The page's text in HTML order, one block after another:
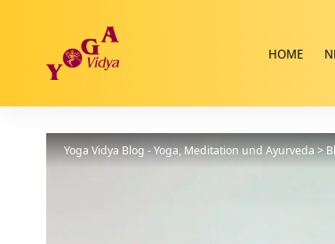
HOME
Yoga Vidya Blog - Yoga, Meditation und Ayurveda>